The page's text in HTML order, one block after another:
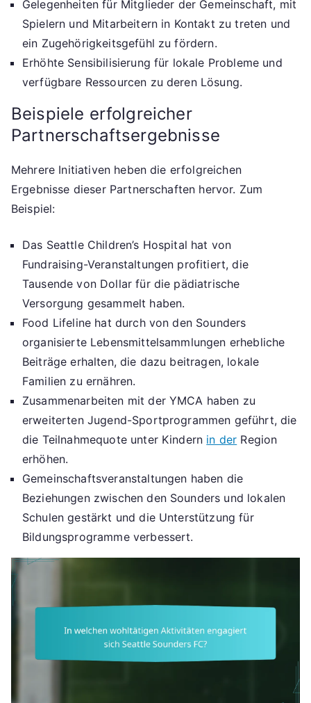
Gelegenheiten für Mitglieder der Gemeinschaft, mit
Spielern und Mitarbeitern in Kontakt zu treten und
ein Zugehörigkeitsgefühl zu fördern.
Erhöhte Sensibilisierung für lokale Probleme und
verfügbare Ressourcen zu deren Lösung.
Beispiele erfolgreicher
Partnerschaftsergebnisse
Mehrere Initiativen heben die erfolgreichen
Ergebnisse dieser Partnerschaften hervor. Zum
Beispiel:
Das Seattle Children’s Hospital hat von
Fundraising-Veranstaltungen profitiert, die
Tausende von Dollar für die pädiatrische
Versorgung gesammelt haben.
Food Lifeline hat durch von den Sounders
organisierte Lebensmittelsammlungen erhebliche
Beiträge erhalten, die dazu beitragen, lokale
Familien zu ernähren.
Zusammenarbeiten mit der YMCA haben zu
erweiterten Jugend-Sportprogrammen geführt, die
die Teilnahmequote unter Kindern in der Region
erhöhen.
Gemeinschaftsveranstaltungen haben die
Beziehungen zwischen den Sounders und lokalen
Schulen gestärkt und die Unterstützung für
Bildungsprogramme verbessert.